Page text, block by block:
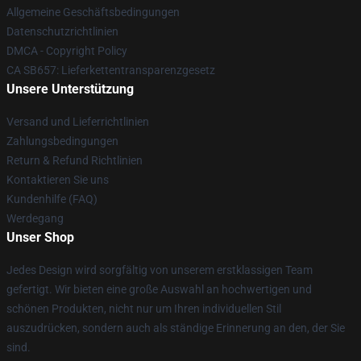
Allgemeine Geschäftsbedingungen
Datenschutzrichtlinien
DMCA - Copyright Policy
CA SB657: Lieferkettentransparenzgesetz
Unsere Unterstützung
Versand und Lieferrichtlinien
Zahlungsbedingungen
Return & Refund Richtlinien
Kontaktieren Sie uns
Kundenhilfe (FAQ)
Werdegang
Unser Shop
Jedes Design wird sorgfältig von unserem erstklassigen Team
gefertigt. Wir bieten eine große Auswahl an hochwertigen und
schönen Produkten, nicht nur um Ihren individuellen Stil
auszudrücken, sondern auch als ständige Erinnerung an den, der Sie
sind.